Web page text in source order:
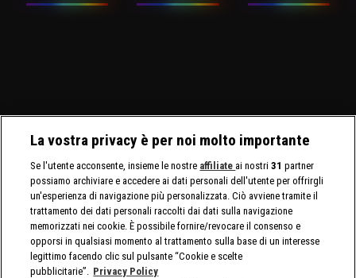
La vostra privacy è per noi molto importante
Se l'utente acconsente, insieme le nostre affiliate ai nostri31 partner
possiamo archiviare e accedere ai dati personali dell'utente per offrirgli
un'esperienza di navigazione più personalizzata. Ciò avviene tramite il
trattamento dei dati personali raccolti dai dati sulla navigazione
memorizzati nei cookie. È possibile fornire/revocare il consenso e
opporsi in qualsiasi momento al trattamento sulla base di un interesse
legittimo facendo clic sul pulsante “Cookie e scelte
pubblicitarie”. Privacy Policy